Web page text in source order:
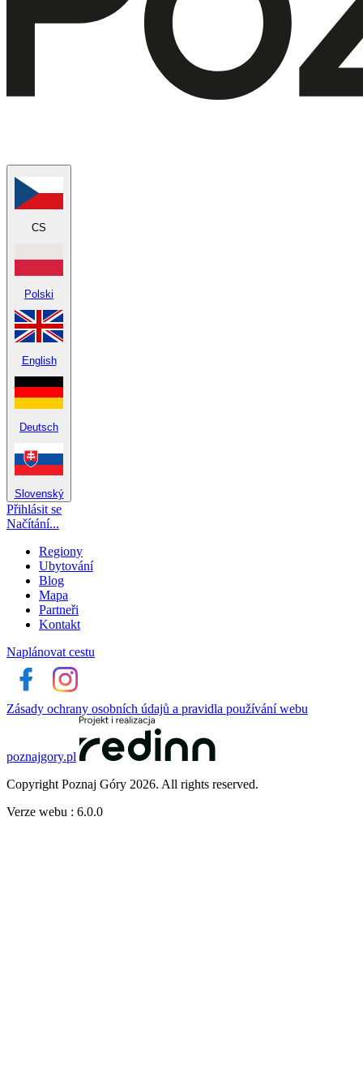
CS
Polski
English
Deutsch
Slovenský
Přihlásit se
Načítání...
Regiony
Ubytování
Blog
Mapa
Partneři
Kontakt
Naplánovat cestu
Zásady ochrany osobních údajů a pravidla používání webu
poznajgory.pl
Copyright Poznaj Góry 2026. All rights reserved.
Verze webu : 6.0.0